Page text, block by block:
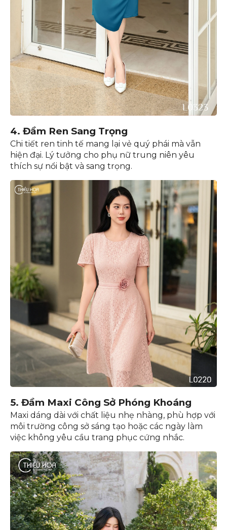
4. Đầm Ren Sang Trọng
Chi tiết ren tinh tế mang lại vẻ quý phái mà vẫn
hiện đại. Lý tưởng cho phụ nữ trung niên yêu
thích sự nổi bật và sang trọng.
5. Đầm Maxi Công Sở Phóng Khoáng
Maxi dáng dài với chất liệu nhẹ nhàng, phù hợp với
môi trường công sở sáng tạo hoặc các ngày làm
việc không yêu cầu trang phục cứng nhắc.